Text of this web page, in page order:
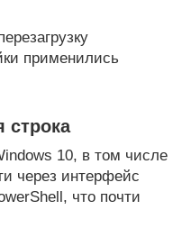
применились
строка
10, в том числе
через интерфейс
что почти